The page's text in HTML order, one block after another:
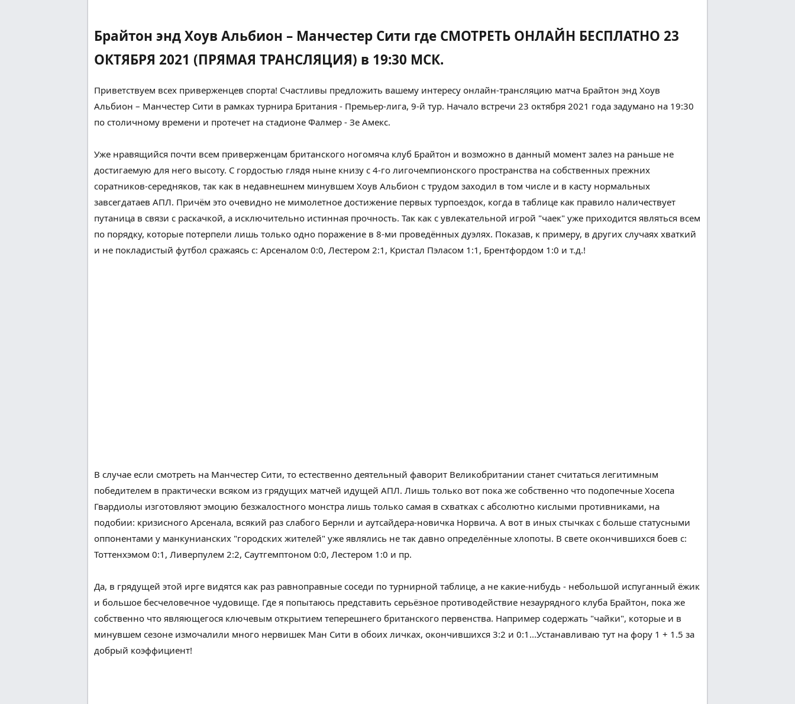
Брайтон энд Хоув Альбион – Манчестер Сити где СМОТРЕТЬ ОНЛАЙН БЕСПЛАТНО 23
ОКТЯБРЯ 2021 (ПРЯМАЯ ТРАНСЛЯЦИЯ) в 19:30 МСК.
Приветствуем всех приверженцев спорта! Счастливы предложить вашему интересу онлайн-трансляцию матча Брайтон энд Хоув
Альбион – Манчестер Сити в рамках турнира Британия - Премьер-лига, 9-й тур. Начало встречи 23 октября 2021 года задумано на 19:30
по столичному времени и протечет на стадионе Фалмер - Зе Амекс.
Уже нравящийся почти всем приверженцам британского ногомяча клуб Брайтон и возможно в данный момент залез на раньше не
достигаемую для него высоту. С гордостью глядя ныне книзу с 4-го лигочемпионского пространства на собственных прежних
соратников-середняков, так как в недавнешнем минувшем Хоув Альбион с трудом заходил в том числе и в касту нормальных
завсегдатаев АПЛ. Причём это очевидно не мимолетное достижение первых турпоездок, когда в таблице как правило наличествует
путаница в связи с раскачкой, а исключительно истинная прочность. Так как с увлекательной игрой "чаек" уже приходится являться всем
по порядку, которые потерпели лишь только одно поражение в 8-ми проведённых дуэлях. Показав, к примеру, в других случаях хваткий
и не покладистый футбол сражаясь с: Арсеналом 0:0, Лестером 2:1, Кристал Пэласом 1:1, Брентфордом 1:0 и т.д.!
В случае если смотреть на Манчестер Сити, то естественно деятельный фаворит Великобритании станет считаться легитимным
победителем в практически всяком из грядущих матчей идущей АПЛ. Лишь только вот пока же собственно что подопечные Хосепа
Гвардиолы изготовляют эмоцию безжалостного монстра лишь только самая в схватках с абсолютно кислыми противниками, на
подобии: кризисного Арсенала, всякий раз слабого Бернли и аутсайдера-новичка Норвича. А вот в иных стычках с больше статусными
оппонентами у манкунианских "городских жителей" уже являлись не так давно определённые хлопоты. В свете окончившихся боев с:
Тоттенхэмом 0:1, Ливерпулем 2:2, Саутгемптоном 0:0, Лестером 1:0 и пр.
Да, в грядущей этой ирге видятся как раз равноправные соседи по турнирной таблице, а не какие-нибудь - небольшой испуганный ёжик
и большое бесчеловечное чудовище. Где я попытаюсь представить серьёзное противодействие незаурядного клуба Брайтон, пока же
собственно что являющегося ключевым открытием теперешнего британского первенства. Например содержать "чайки", которые и в
минувшем сезоне измочалили много нервишек Ман Сити в обоих личках, окончившихся 3:2 и 0:1...Устанавливаю тут на фору 1 + 1.5 за
добрый коэффициент!